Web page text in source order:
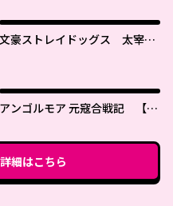
文豪ストレイドッグス 太宰を
アンゴルモア 元寇合戦記 【博
細はこちら